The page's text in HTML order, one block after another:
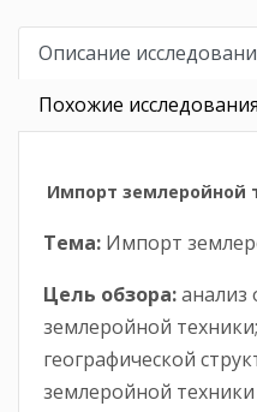
Описание
Похожие
Импорт землеройной
Тема: Импорт
Цель обзора:анализ
землеройной
географической
землеройной